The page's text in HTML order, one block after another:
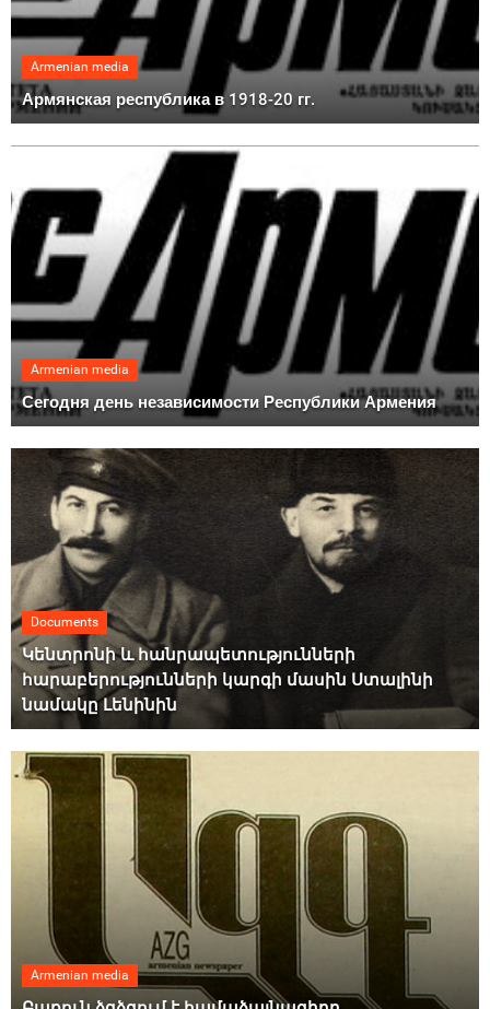
Armenian media
Армянская республика в 1918-20 гг.
Armenian media
Сегодня день независимости Республики Армения
Documents
Կենտրոնի և հանրապետությունների
հարաբերությունների կարգի մասին Ստալինի
նամակը Լենինին
Armenian media